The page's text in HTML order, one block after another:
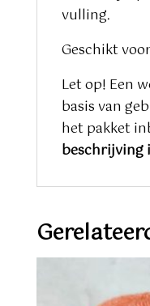
vulling.
Geschikt
Let op! Een
basis van
het pakket
beschrijving